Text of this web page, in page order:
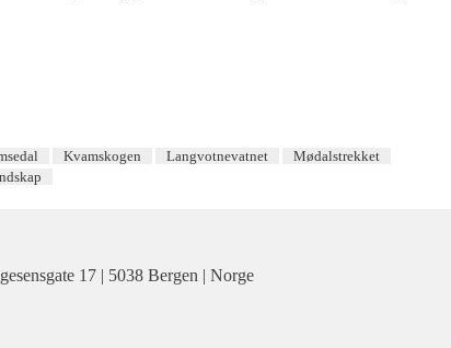
Kvamskogen Langvotnevatnet
Mødalstrekket
17 | 5038 Bergen | Norge